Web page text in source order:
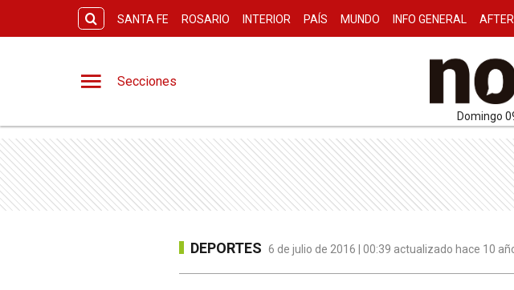
SANTA FE ROSARIO INTERIOR PAÍS MUNDO INFO GENERAL
Secciones
domingo
DEPORTES 6 de julio de 2016 | 00:39 actualizado hace 10